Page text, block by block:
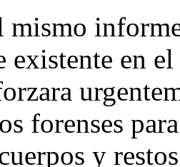
mismo
existente en
forenses
y